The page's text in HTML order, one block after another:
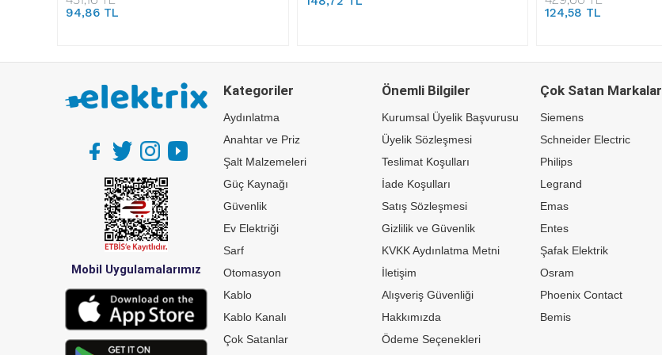
94,86 TL 124,58 TL
Mobil Uygulamalarımız
Kategoriler
Aydınlatma
Anahtar ve Priz
Şalt Malzemeleri
Güç Kaynağı
Güvenlik
Ev Elektriği
Sarf
Otomasyon
Kablo
Kablo Kanalı
Çok Satanlar
Önemli Bilgiler
Kurumsal Üyelik Başvurusu
Üyelik Sözleşmesi
Teslimat Koşulları
İade Koşulları
Satış Sözleşmesi
Gizlilik ve Güvenlik
KVKK Aydınlatma Metni
İletişim
Alışveriş Güvenliği
Hakkımızda
Ödeme Seçenekleri
Çok Satan Markalar
Siemens
Schneider Electric
Philips
Legrand
Emas
Entes
Şafak Elektrik
Osram
Phoenix Contact
Bemis